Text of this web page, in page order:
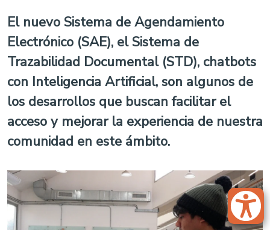
El nuevo Sistema de Agendamiento
Electrónico (SAE), el Sistema de
Trazabilidad Documental (STD), chatbots
con Inteligencia Artificial, son algunos de
los desarrollos que buscan facilitar el
acceso y mejorar la experiencia de nuestra
comunidad en este ámbito.